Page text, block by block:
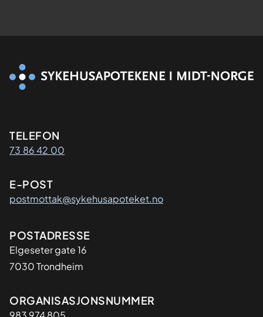
Kontaktinformasjon
TELEFON
73 86 42 00
E-POST
postmottak@sykehusapoteket.no
Adresse
POSTADRESSE
Elgeseter gate 16
7030 Trondheim
Organisasjon
ORGANISASJONSNUMMER